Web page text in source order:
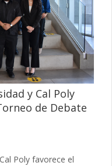
y Cal Poly
de Debate
Poly favorece el